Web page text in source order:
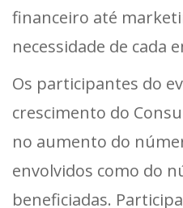
financeiro até
necessidade de cada
Os participantes do
crescimento do
no aumento do
envolvidos como do
beneficiadas.